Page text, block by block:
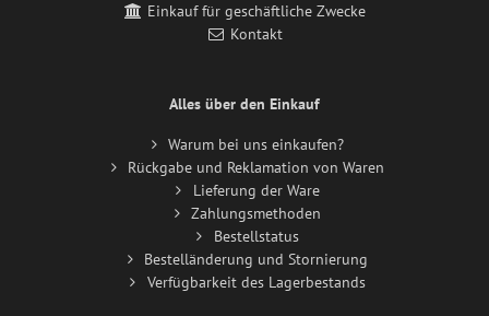
Einkauf für geschäftliche Zwecke
Kontakt
Alles über den Einkauf
Warum bei uns einkaufen?
Rückgabe und Reklamation von Waren
Lieferung der Ware
Zahlungsmethoden
Bestellstatus
Bestelländerung und Stornierung
Verfügbarkeit des Lagerbestands